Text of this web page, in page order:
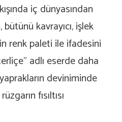
iç dünyasından
kavrayıcı, işlek
renk paleti ile ifadesini
adlı eserde daha
deviniminde
fısıltısı